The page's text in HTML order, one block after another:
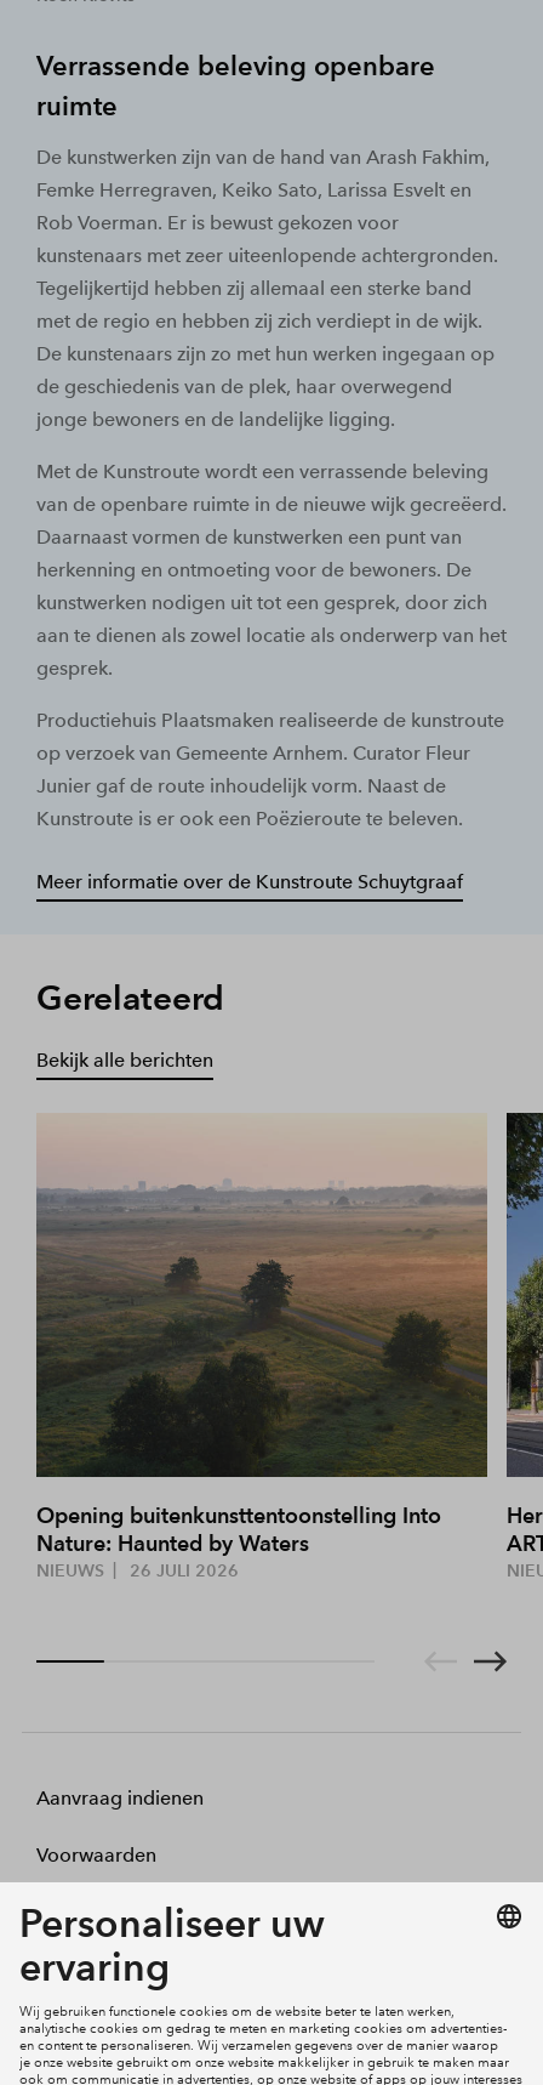
Verrassende beleving openbare
ruimte
De kunstwerken zijn van de hand van Arash Fakhim,
Femke Herregraven, Keiko Sato, Larissa Esvelt en
Rob Voerman. Er is bewust gekozen voor
kunstenaars met zeer uiteenlopende achtergronden.
Tegelijkertijd hebben zij allemaal een sterke band
met de regio en hebben zij zich verdiept in de wijk.
De kunstenaars zijn zo met hun werken ingegaan op
de geschiedenis van de plek, haar overwegend
jonge bewoners en de landelijke ligging.
Met de Kunstroute wordt een verrassende beleving
van de openbare ruimte in de nieuwe wijk gecreëerd.
Daarnaast vormen de kunstwerken een punt van
herkenning en ontmoeting voor de bewoners. De
kunstwerken nodigen uit tot een gesprek, door zich
aan te dienen als zowel locatie als onderwerp van het
gesprek.
Productiehuis Plaatsmaken realiseerde de kunstroute
op verzoek van Gemeente Arnhem. Curator Fleur
Junier gaf de route inhoudelijk vorm. Naast de
Kunstroute is er ook een Poëzieroute te beleven.
Meer informatie over de Kunstroute Schuytgraaf
Gerelateerd
Bekijk alle berichten
Opening buitenkunsttentoonstelling Into
Nature: Haunted by Waters
NIEUWS 26 JULI 2026
Aanvraag indienen
Voorwaarden
Projecten
Inloggen